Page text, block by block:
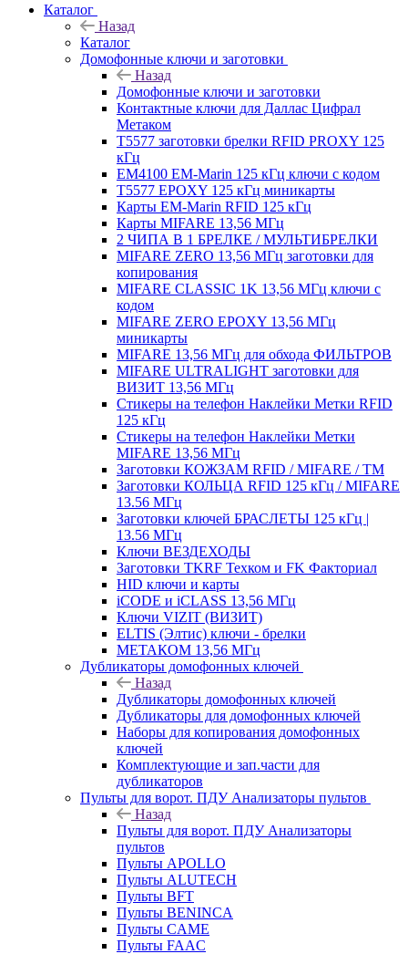
Каталог
Назад
Каталог
Домофонные ключи и заготовки
Назад
Домофонные ключи и заготовки
Контактные ключи для Даллас Цифрал
Метаком
T5577 заготовки брелки RFID PROXY 125
кГц
EM4100 EM-Marin 125 кГц ключи с кодом
T5577 EPOXY 125 кГц миникарты
Карты EM-Marin RFID 125 кГц
Карты MIFARE 13,56 МГц
2 ЧИПА В 1 БРЕЛКЕ / МУЛЬТИБРЕЛКИ
MIFARE ZERO 13,56 МГц заготовки для
копирования
MIFARE CLASSIC 1K 13,56 МГц ключи с
кодом
MIFARE ZERO EPOXY 13,56 МГц
миникарты
MIFARE 13,56 МГц для обхода ФИЛЬТРОВ
MIFARE ULTRALIGHT заготовки для
ВИЗИТ 13,56 МГц
Стикеры на телефон Наклейки Метки RFID
125 кГц
Стикеры на телефон Наклейки Метки
MIFARE 13,56 МГц
Заготовки КОЖЗАМ RFID / MIFARE / TM
Заготовки КОЛЬЦА RFID 125 кГц / MIFARE
13.56 МГц
Заготовки ключей БРАСЛЕТЫ 125 кГц |
13.56 МГц
Ключи ВЕЗДЕХОДЫ
Заготовки TKRF Техком и FK Факториал
HID ключи и карты
iCODE и iCLASS 13,56 МГц
Ключи VIZIT (ВИЗИТ)
ELTIS (Элтис) ключи - брелки
МЕТАКОМ 13,56 МГц
Дубликаторы домофонных ключей
Назад
Дубликаторы домофонных ключей
Дубликаторы для домофонных ключей
Наборы для копирования домофонных
ключей
Комплектующие и зап.части для
дубликаторов
Пульты для ворот. ПДУ Анализаторы пультов
Назад
Пульты для ворот. ПДУ Анализаторы
пультов
Пульты APOLLO
Пульты ALUTECH
Пульты BFT
Пульты BENINCA
Пульты CAME
Пульты FAAC